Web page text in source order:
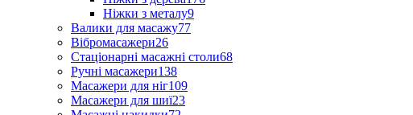
Ніжки з металу9
Валики для масажу77
Вібромасажери26
Стаціонарні масажні столи68
Ручні масажери138
Масажери для ніг109
Масажери для шиї23